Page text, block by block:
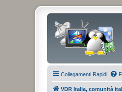
Collegamenti Rapidi
VDR Italia, comunità